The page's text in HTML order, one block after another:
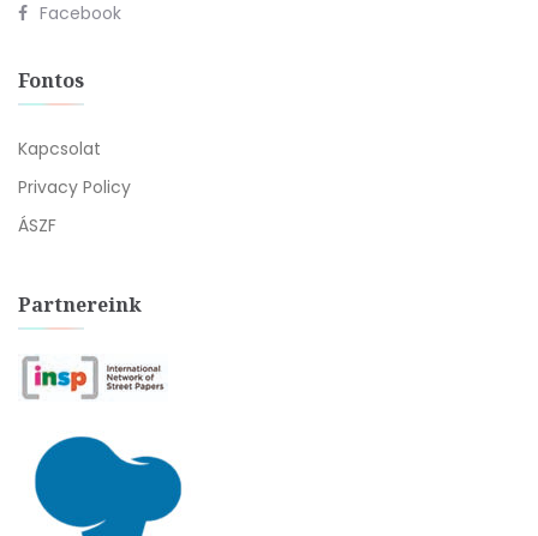
Facebook
Fontos
Kapcsolat
Privacy Policy
ÁSZF
Partnereink